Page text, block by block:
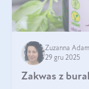
Zuzanna
29 gru 2025
Zakwas z